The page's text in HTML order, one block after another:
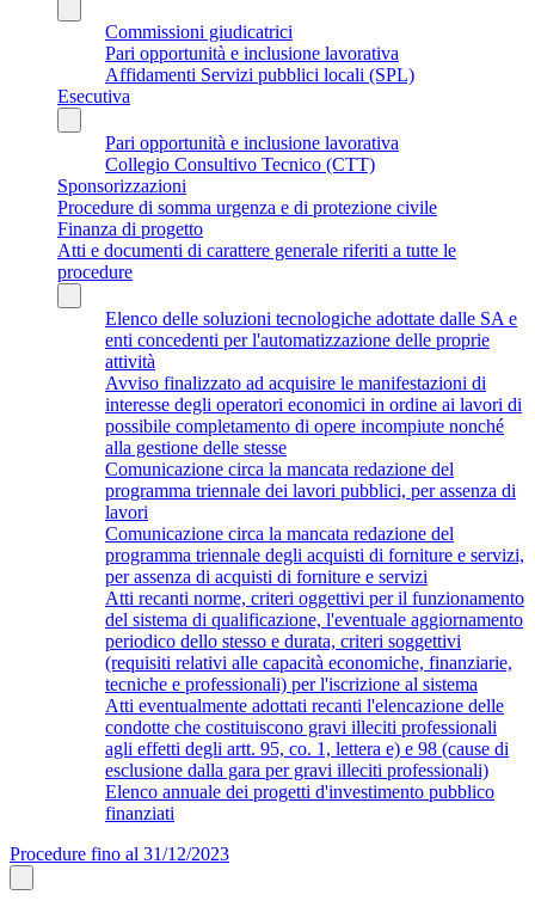
Commissioni giudicatrici
Pari opportunità e inclusione lavorativa
Affidamenti Servizi pubblici locali (SPL)
Esecutiva
Pari opportunità e inclusione lavorativa
Collegio Consultivo Tecnico (CTT)
Sponsorizzazioni
Procedure di somma urgenza e di protezione civile
Finanza di progetto
Atti e documenti di carattere generale riferiti a tutte le
procedure
Elenco delle soluzioni tecnologiche adottate dalle SA e
enti concedenti per l'automatizzazione delle proprie
attività
Avviso finalizzato ad acquisire le manifestazioni di
interesse degli operatori economici in ordine ai lavori di
possibile completamento di opere incompiute nonché
alla gestione delle stesse
Comunicazione circa la mancata redazione del
programma triennale dei lavori pubblici, per assenza di
lavori
Comunicazione circa la mancata redazione del
programma triennale degli acquisti di forniture e servizi,
per assenza di acquisti di forniture e servizi
Atti recanti norme, criteri oggettivi per il funzionamento
del sistema di qualificazione, l'eventuale aggiornamento
periodico dello stesso e durata, criteri soggettivi
(requisiti relativi alle capacità economiche, finanziarie,
tecniche e professionali) per l'iscrizione al sistema
Atti eventualmente adottati recanti l'elencazione delle
condotte che costituiscono gravi illeciti professionali
agli effetti degli artt. 95, co. 1, lettera e) e 98 (cause di
esclusione dalla gara per gravi illeciti professionali)
Elenco annuale dei progetti d'investimento pubblico
finanziati
Procedure fino al 31/12/2023